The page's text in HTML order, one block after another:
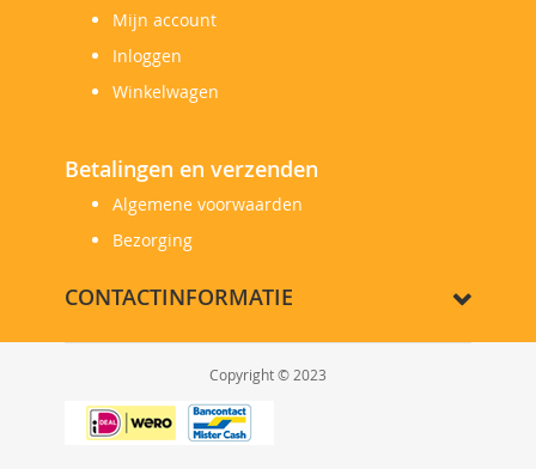
Mijn account
Inloggen
Winkelwagen
Betalingen en verzenden
Algemene voorwaarden
Bezorging
CONTACTINFORMATIE
Copyright © 2023